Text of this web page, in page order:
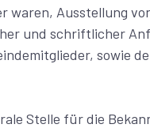
waren, Ausstellung
und schriftlicher
sowie
Stelle für die